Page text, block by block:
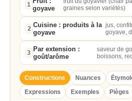
1 goyave
graines selon variétés)
2 Cuisine : produits à la
goyave
jus,
goyave,
3 Par extension :
goût/arôme
saveur de
boissons,
Constructions Nuances
Expressions
Exemples Pièges